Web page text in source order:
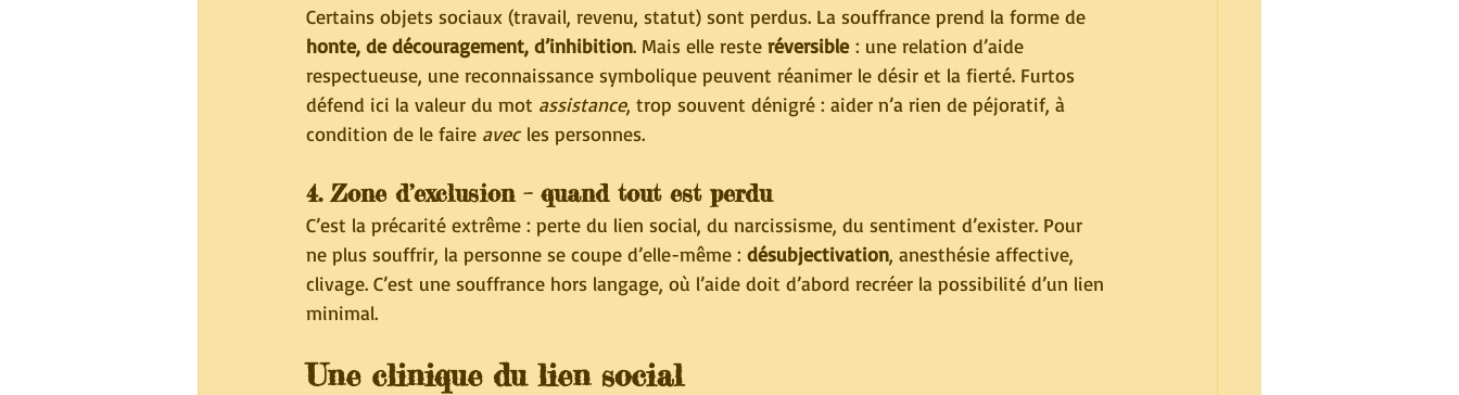
Certains objets sociaux (travail, revenu, statut) sont perdus. La souffrance prend la forme de
honte, de découragement, d’inhibition. Mais elle reste réversible : une relation d’aide
respectueuse, une reconnaissance symbolique peuvent réanimer le désir et la fierté. Furtos
défend ici la valeur du mot assistance, trop souvent dénigré : aider n’a rien de péjoratif, à
condition de le faire avec les personnes.
4. Zone d’exclusion – quand tout est perdu
C’est la précarité extrême : perte du lien social, du narcissisme, du sentiment d’exister. Pour
ne plus souffrir, la personne se coupe d’elle-même : désubjectivation, anesthésie affective,
clivage. C’est une souffrance hors langage, où l’aide doit d’abord recréer la possibilité d’un lien
minimal.
Une clinique du lien social